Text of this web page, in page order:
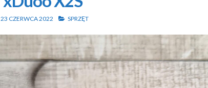
23 CZERWCA 2022 SPRZĘT